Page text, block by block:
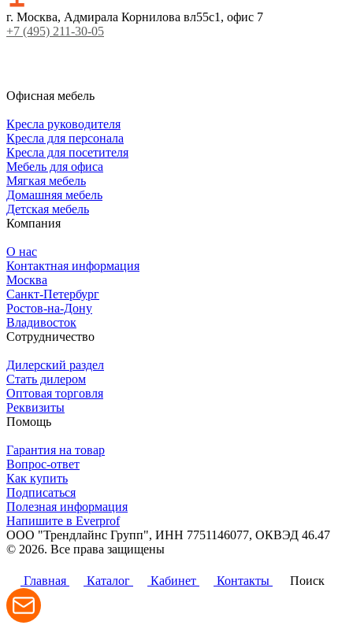
г. Москва, Адмирала Корнилова вл55с1, офис 7
+7 (495) 211-30-05
Офисная мебель
Кресла руководителя
Кресла для персонала
Кресла для посетителя
Мебель для офиса
Мягкая мебель
Домашняя мебель
Детская мебель
Компания
О нас
Контактная информация
Москва
Санкт-Петербург
Ростов-на-Дону
Владивосток
Сотрудничество
Дилерский раздел
Стать дилером
Оптовая торговля
Реквизиты
Помощь
Гарантия на товар
Вопрос-ответ
Как купить
Подписаться
Полезная информация
Напишите в Everprof
ООО "Трендлайнс Групп", ИНН 7751146077, ОКВЭД 46.47
© 2026. Все права защищены
Главная
Каталог Кабинет Контакты Поиск